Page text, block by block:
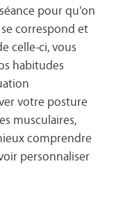
pour qu'on
correspond et
celle-ci, vous
habitudes
votre posture
musculaires,
comprendre
personnaliser